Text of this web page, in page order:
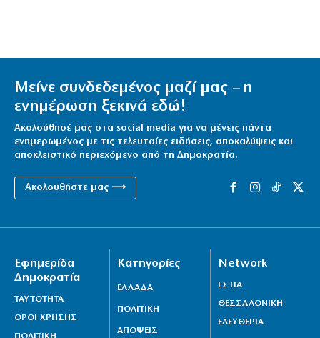
Μείνε συνδεδεμένος μαζί μας – η
ενημέρωση ξεκινά εδώ!
Ακολούθησέ μας στα social media για να μένεις πάντα
ενημερωμένος με τις τελευταίες ειδήσεις, αποκαλύψεις και
αποκλειστικό περιεχόμενο από τη Δημοκρατία.
Ακολουθήστε μας ⟶
Εφημερίδα
Δημοκρατία
ΤΑΥΤΟΤΗΤΑ
ΟΡΟΙ ΧΡΗΣΗΣ
Κατηγορίες
ΕΛΛΑΔΑ
ΠΟΛΙΤΙΚΗ
ΑΠΟΨΕΙΣ
Network
ΕΣΤΙΑ
ΘΕΣΣΑΛΟΝΙΚΗ
ΕΛΕΥΘΕΡΙΑ